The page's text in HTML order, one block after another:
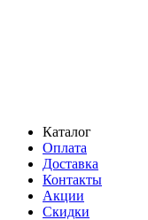
Каталог
Оплата
Доставка
Контакты
Акции
Скидки